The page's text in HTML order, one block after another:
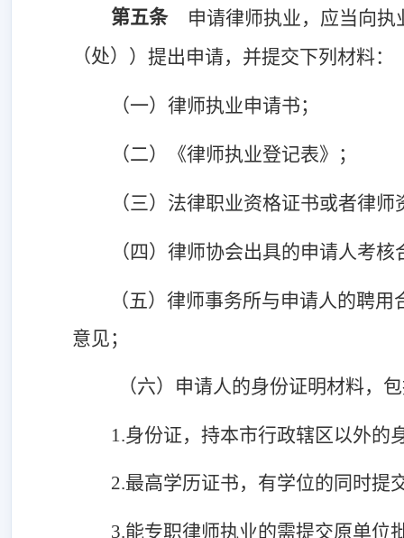
第五条
申请律师执业，应当向
（处） ）提出申请，并提交下列材料：
（一）律师执业申请书；
（二）《律师执业登记表》；
（三）法律职业资格证书或者律师
（四）律师协会出具的申请人考
（五）律师事务所与申请人的聘用
意见；
（六）申请人的身份证明材料，
1.身份证，持本市行政辖区以外的
2.最高学历证书，有学位的同时提
3.能专职律师执业的需提交原单位